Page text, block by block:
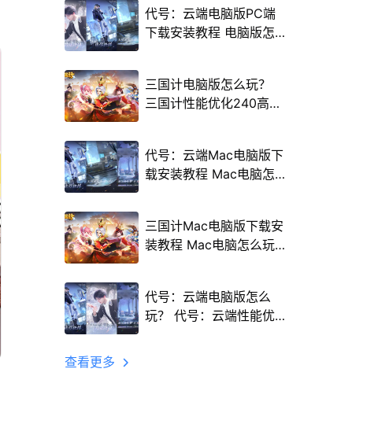
代号：云端电脑版PC端
下载安装教程 电脑版怎
三国计电脑版怎么玩？
三国计性能优化240高帧
代号：云端Mac电脑版下
载安装教程 Mac电脑怎
三国计Mac电脑版下载安
装教程 Mac电脑怎么玩
代号：云端电脑版怎么
玩？ 代号：云端性能优
查看更多